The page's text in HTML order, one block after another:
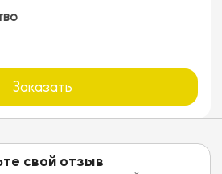
Заказать
свой отзыв